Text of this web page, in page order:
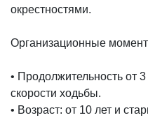
окрестностями.
Организационные
• Продолжительность от
скорости ходьбы.
• Возраст: от 10 лет и